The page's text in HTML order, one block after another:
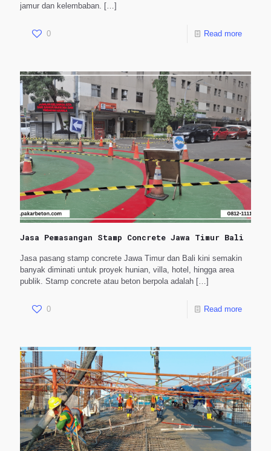
jamur dan kelembaban.
[…]
0 Read more
Jasa Pemasangan Stamp Concrete Jawa Timur Bali
Jasa pasang stamp concrete Jawa Timur dan Bali kini semakin
banyak diminati untuk proyek hunian, villa, hotel, hingga area
publik. Stamp concrete atau beton berpola adalah […]
0 Read more